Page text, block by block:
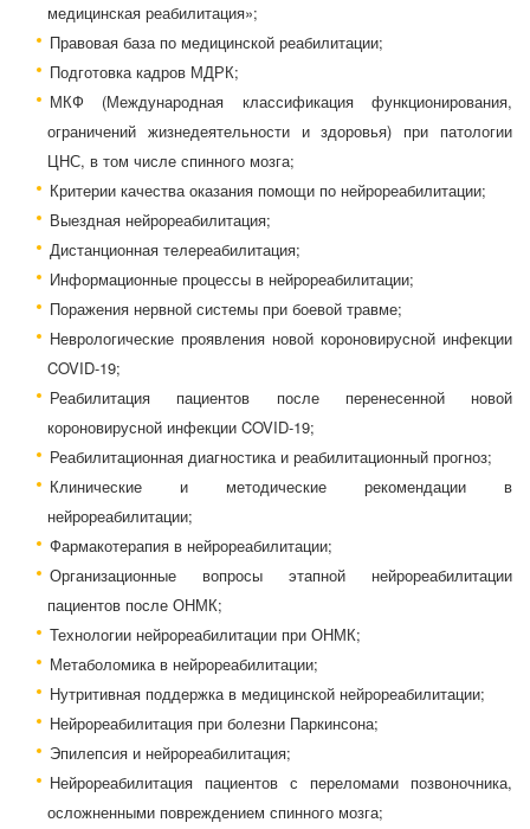
медицинская реабилитация»;
Правовая база по медицинской реабилитации;
Подготовка кадров МДРК;
МКФ (Международная классификация функционирования,
ограничений жизнедеятельности и здоровья) при патологии
ЦНС, в том числе спинного мозга;
Критерии качества оказания помощи по нейрореабилитации;
Выездная нейрореабилитация;
Дистанционная телереабилитация;
Информационные процессы в нейрореабилитации;
Поражения нервной системы при боевой травме;
Неврологические проявления новой короновирусной инфекции
COVID-19;
Реабилитация пациентов после перенесенной новой
короновирусной инфекции COVID-19;
Реабилитационная диагностика и реабилитационный прогноз;
Клинические и методические рекомендации в
нейрореабилитации;
Фармакотерапия в нейрореабилитации;
Организационные вопросы этапной нейрореабилитации
пациентов после ОНМК;
Технологии нейрореабилитации при ОНМК;
Метаболомика в нейрореабилитации;
Нутритивная поддержка в медицинской нейрореабилитации;
Нейрореабилитация при болезни Паркинсона;
Эпилепсия и нейрореабилитация;
Нейрореабилитация пациентов с переломами позвоночника,
осложненными повреждением спинного мозга;